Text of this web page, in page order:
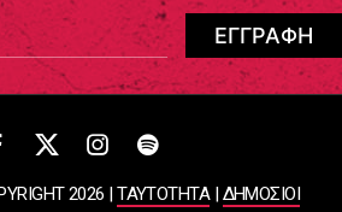
2026 |ΤΑΥΤΟΤΗΤΑ|ΔΗΜΟΣΙΟΙ